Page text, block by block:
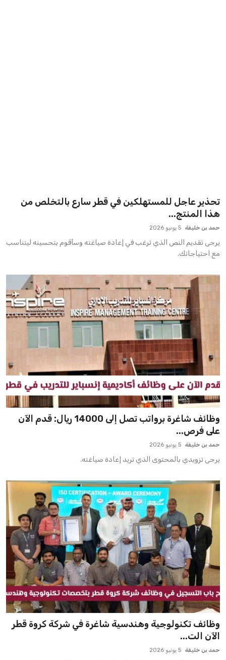
تحذير عاجل للمستهلكين في قطر سارع بالتخلص من
هذا المنتج...
حمد بن خليفة 5 يونيو 2026
يرجى تقديم النص الذي ترغب في إعادة صياغته وسأقوم بتحسينه ليتناسب
مع احتياجاتك.
وظائف شاغرة برواتب تصل إلى 14000 ريال: قدم الآن
على فرص...
حمد بن خليفة 5 يونيو 2026
يرجى تزويدي بالمحتوى الذي تريد إعادة صياغته.
وظائف تكنولوجية وهندسية شاغرة في شركة كروة قطر
الآن الت...
حمد بن خليفة 5 يونيو 2026